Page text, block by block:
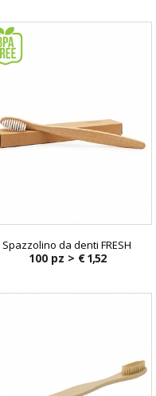
Spazzolino da denti FRESH
100 pz > € 1,52